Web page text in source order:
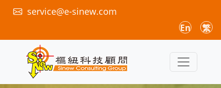
service@e-sinew.com
En 繁